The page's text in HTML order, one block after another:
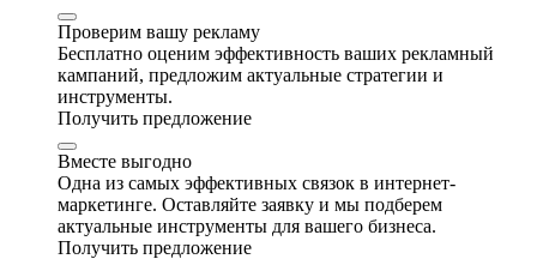
Проверим вашу рекламу
Бесплатно оценим эффективность ваших рекламный
кампаний, предложим актуальные стратегии и
инструменты.
Получить предложение
Вместе выгодно
Одна из самых эффективных связок в интернет-
маркетинге. Оставляйте заявку и мы подберем
актуальные инструменты для вашего бизнеса.
Получить предложение